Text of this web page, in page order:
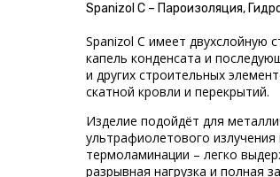
Spanizol C – Пароизоляция,
Spanizol С имеет двухслойную
капель конденсата и
и других строительных
скатной кровли и перекрытий.
Изделие подойдёт для
ультрафиолетового
термоламинации – легко
разрывная нагрузка и полная